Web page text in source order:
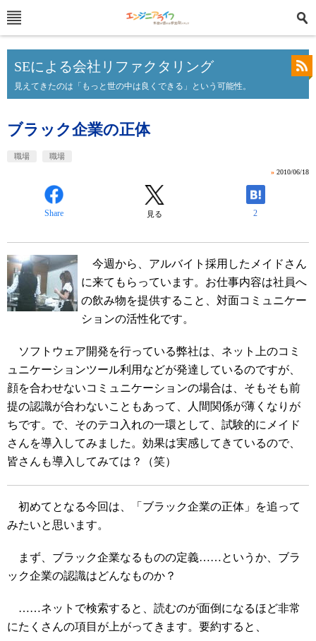
SEによる会社リファクタリング
見えてきたのは「もっと世の中は良くできる」という可能性。
ブラック企業の正体
職場 職場
» 2010/06/18
Share 見る 2
今週から、アルバイト採用したメイドさん
に来てもらっています。お仕事内容は社員へ
の飲み物を提供すること、対面コミュニケー
ションの活性化です。
ソフトウェア開発を行っている弊社は、ネット上のコミ
ュニケーションツール利用などが発達しているのですが、
顔を合わせないコミュニケーションの場合は、そもそも前
提の認識が合わないこともあって、人間関係が薄くなりが
ちです。で、そのテコ入れの一環として、試験的にメイド
さんを導入してみました。効果は実感してきているので、
皆さんも導入してみては？（笑）
初めてとなる今回は、「ブラック企業の正体」を追って
みたいと思います。
まず、ブラック企業なるものの定義……というか、ブラ
ック企業の認識はどんなものか？
……ネットで検索すると、読むのが面倒になるほど非常
にたくさんの項目が上がってきます。要約すると、